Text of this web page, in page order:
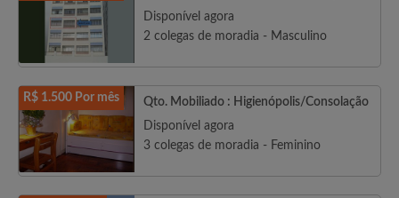
Disponível agora
2 colegas de moradia - Masculino
R$ 1.500 Por mês
Qto. Mobiliado : Higienópolis/Consolação
Disponível agora
3 colegas de moradia - Feminino